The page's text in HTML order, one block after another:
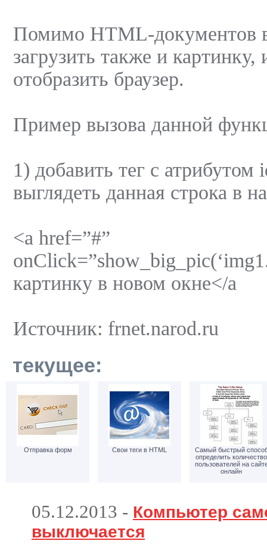
Помимо HTML-документов
загрузить также и
отобразить браузер.
Пример вызова данной
1) добавить тег с атрибутом
выглядеть данная строка в
<a href=”#”
картинку в новом окне</a
Источник: frnet.narod.ru
текущее:
Отправка форм Свои теги в HTML
Самый быстрый
определить количество
пользователей на
онлайн
05.12.2013 - Компьютер
выключается